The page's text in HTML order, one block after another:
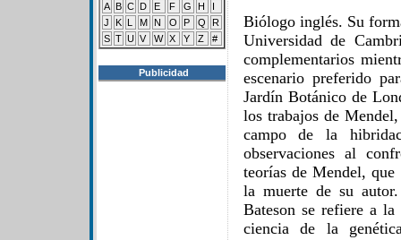
A B C D E F G H
I
J
K L M N O P Q
R
S T U V W X Y Z #
Publicidad
Biólogo inglés. Su
Universidad de
complementarios
escenario preferido
Jardín Botánico de
los trabajos de
campo de la
observaciones al
teorías de Mendel,
la muerte de su
Bateson se refiere a
ciencia de la